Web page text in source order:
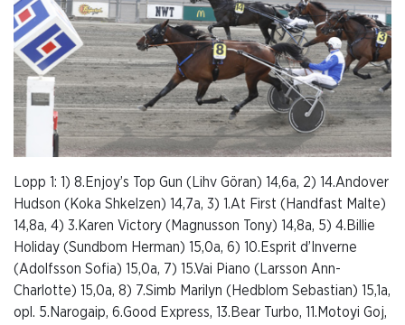
Lopp 1: 1) 8.Enjoy’s Top Gun (Lihv Göran) 14,6a, 2) 14.Andover
Hudson (Koka Shkelzen) 14,7a, 3) 1.At First (Handfast Malte)
14,8a, 4) 3.Karen Victory (Magnusson Tony) 14,8a, 5) 4.Billie
Holiday (Sundbom Herman) 15,0a, 6) 10.Esprit d’Inverne
(Adolfsson Sofia) 15,0a, 7) 15.Vai Piano (Larsson Ann-
Charlotte) 15,0a, 8) 7.Simb Marilyn (Hedblom Sebastian) 15,1a,
opl. 5.Narogaip, 6.Good Express, 13.Bear Turbo, 11.Motoyi Goj,